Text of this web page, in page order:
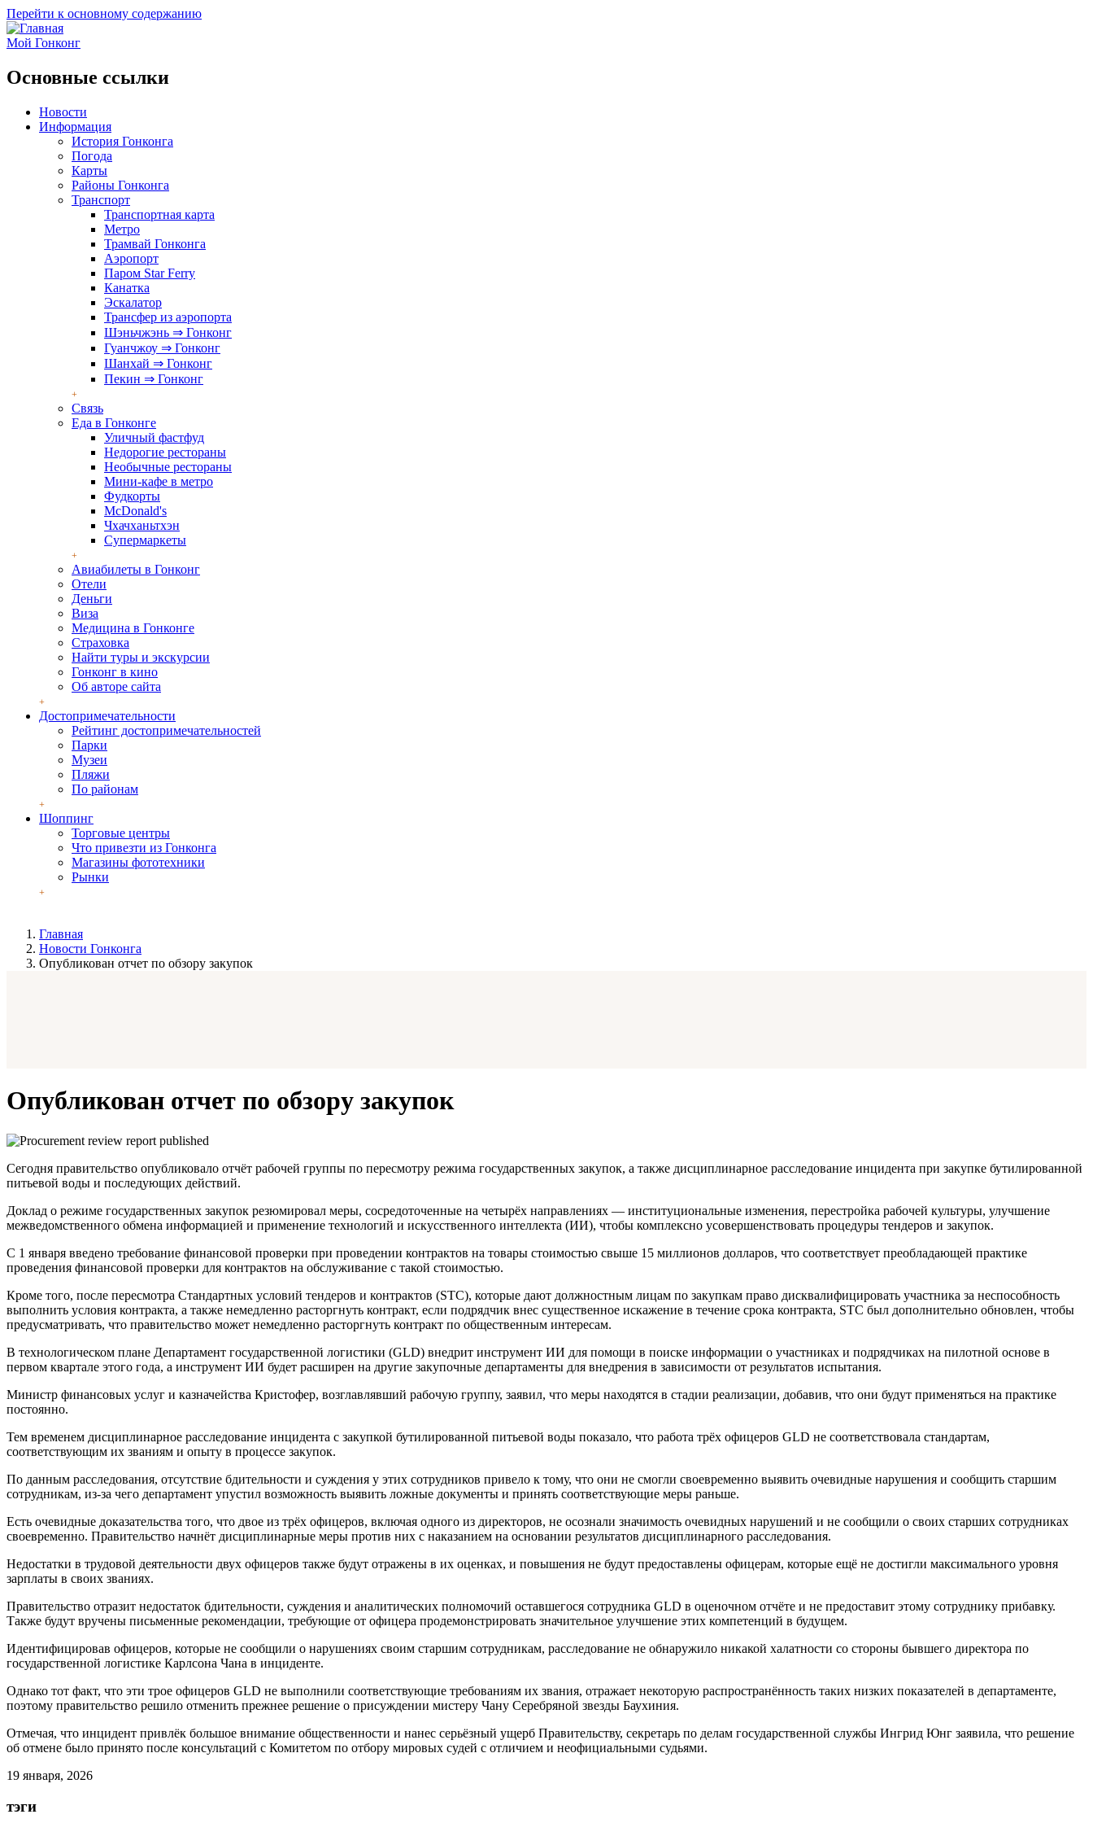
Перейти к основному содержанию
Мой Гонконг
Основные ссылки
Новости
Информация
История Гонконга
Погода
Карты
Районы Гонконга
Транспорт
Транспортная карта
Метро
Трамвай Гонконга
Аэропорт
Паром Star Ferry
Канатка
Эскалатор
Трансфер из аэропорта
Шэньчжэнь ⇒ Гонконг
Гуанчжоу ⇒ Гонконг
Шанхай ⇒ Гонконг
Пекин ⇒ Гонконг
Связь
Еда в Гонконге
Уличный фастфуд
Недорогие рестораны
Необычные рестораны
Мини-кафе в метро
Фудкорты
McDonald's
Чхачханьтхэн
Супермаркеты
Авиабилеты в Гонконг
Отели
Деньги
Виза
Медицина в Гонконге
Страховка
Найти туры и экскурсии
Гонконг в кино
Об авторе сайта
Достопримечательности
Рейтинг достопримечательностей
Парки
Музеи
Пляжи
По районам
Шоппинг
Торговые центры
Что привезти из Гонконга
Магазины фототехники
Рынки
Главная
Новости Гонконга
Опубликован отчет по обзору закупок
Опубликован отчет по обзору закупок
Сегодня правительство опубликовало отчёт рабочей группы по пересмотру режима государственных закупок, а также дисциплинарное расследование инцидента при закупке бутилированной
питьевой воды и последующих действий.
Доклад о режиме государственных закупок резюмировал меры, сосредоточенные на четырёх направлениях — институциональные изменения, перестройка рабочей культуры, улучшение
межведомственного обмена информацией и применение технологий и искусственного интеллекта (ИИ), чтобы комплексно усовершенствовать процедуры тендеров и закупок.
С 1 января введено требование финансовой проверки при проведении контрактов на товары стоимостью свыше 15 миллионов долларов, что соответствует преобладающей практике
проведения финансовой проверки для контрактов на обслуживание с такой стоимостью.
Кроме того, после пересмотра Стандартных условий тендеров и контрактов (STC), которые дают должностным лицам по закупкам право дисквалифицировать участника за неспособность
выполнить условия контракта, а также немедленно расторгнуть контракт, если подрядчик внес существенное искажение в течение срока контракта, STC был дополнительно обновлен, чтобы
предусматривать, что правительство может немедленно расторгнуть контракт по общественным интересам.
В технологическом плане Департамент государственной логистики (GLD) внедрит инструмент ИИ для помощи в поиске информации о участниках и подрядчиках на пилотной основе в
первом квартале этого года, а инструмент ИИ будет расширен на другие закупочные департаменты для внедрения в зависимости от результатов испытания.
Министр финансовых услуг и казначейства Кристофер, возглавлявший рабочую группу, заявил, что меры находятся в стадии реализации, добавив, что они будут применяться на практике
постоянно.
Тем временем дисциплинарное расследование инцидента с закупкой бутилированной питьевой воды показало, что работа трёх офицеров GLD не соответствовала стандартам,
соответствующим их званиям и опыту в процессе закупок.
По данным расследования, отсутствие бдительности и суждения у этих сотрудников привело к тому, что они не смогли своевременно выявить очевидные нарушения и сообщить старшим
сотрудникам, из-за чего департамент упустил возможность выявить ложные документы и принять соответствующие меры раньше.
Есть очевидные доказательства того, что двое из трёх офицеров, включая одного из директоров, не осознали значимость очевидных нарушений и не сообщили о своих старших сотрудниках
своевременно. Правительство начнёт дисциплинарные меры против них с наказанием на основании результатов дисциплинарного расследования.
Недостатки в трудовой деятельности двух офицеров также будут отражены в их оценках, и повышения не будут предоставлены офицерам, которые ещё не достигли максимального уровня
зарплаты в своих званиях.
Правительство отразит недостаток бдительности, суждения и аналитических полномочий оставшегося сотрудника GLD в оценочном отчёте и не предоставит этому сотруднику прибавку.
Также будут вручены письменные рекомендации, требующие от офицера продемонстрировать значительное улучшение этих компетенций в будущем.
Идентифицировав офицеров, которые не сообщили о нарушениях своим старшим сотрудникам, расследование не обнаружило никакой халатности со стороны бывшего директора по
государственной логистике Карлсона Чана в инциденте.
Однако тот факт, что эти трое офицеров GLD не выполнили соответствующие требованиям их звания, отражает некоторую распространённость таких низких показателей в департаменте,
поэтому правительство решило отменить прежнее решение о присуждении мистеру Чану Серебряной звезды Баухиния.
Отмечая, что инцидент привлёк большое внимание общественности и нанес серьёзный ущерб Правительству, секретарь по делам государственной службы Ингрид Юнг заявила, что решение
об отмене было принято после консультаций с Комитетом по отбору мировых судей с отличием и неофициальными судьями.
19 января, 2026
тэги